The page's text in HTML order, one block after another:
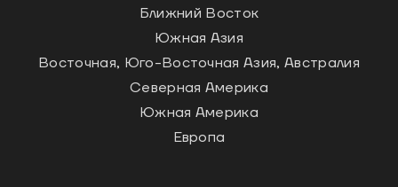
Ближний Восток
Южная Азия
Восточная, Юго-Восточная Азия, Австралия
Северная Америка
Южная Америка
Европа